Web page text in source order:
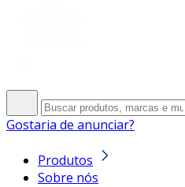
Gostaria de anunciar?
Produtos
Sobre nós